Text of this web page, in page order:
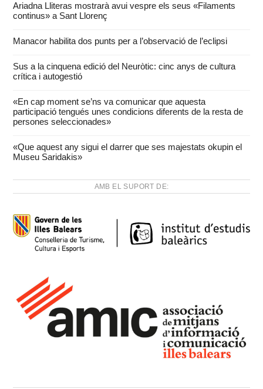
Ariadna Lliteras mostrarà avui vespre els seus «Filaments
continus» a Sant Llorenç
Manacor habilita dos punts per a l’observació de l’eclipsi
Sus a la cinquena edició del Neuròtic: cinc anys de cultura
crítica i autogestió
«En cap moment se’ns va comunicar que aquesta
participació tengués unes condicions diferents de la resta de
persones seleccionades»
«Que aquest any sigui el darrer que ses majestats okupin el
Museu Saridakis»
AMB EL SUPORT DE: